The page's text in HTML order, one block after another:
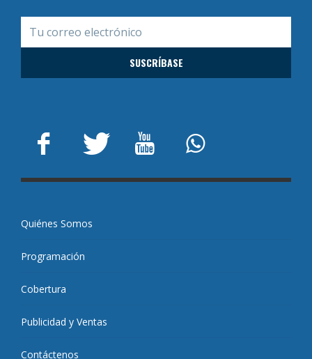
Quiénes Somos
Programación
Cobertura
Publicidad y Ventas
Contáctenos